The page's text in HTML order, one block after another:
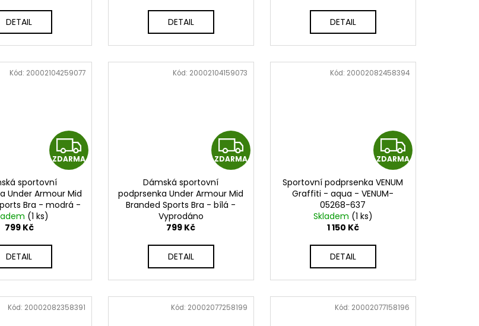
DETAIL DETAIL DETAIL
Z
D
A
ZDARMA
sportovní
Under Armour Mid
Bra - modrá -
410
(1 ks)
799 Kč
DETAIL
Kód: 20002104259077
Z
D
A
ZDARMA
Dámská sportovní
podprsenka Under Armour Mid
Branded Sports Bra - bílá -
1383544-100
Vyprodáno
799 Kč
DETAIL
Kód: 20002104159073
Z
D
ZDARMA
Sportovní podprsenka VENUM
Graffiti - aqua - VENUM-
05268-637
Skladem (1 ks)
1 150 Kč
DETAIL
Kód: 20002082458394
Kód: 20002082358391 Kód: 20002077258199 Kód: 20002077158196